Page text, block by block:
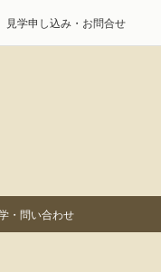
見学申し込み・お問合せ
・問い合わせ